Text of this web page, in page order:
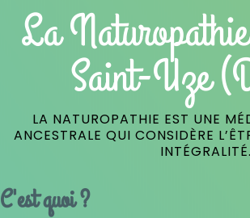
La
Saint-Uze
LA NATUROPATHIE EST UNE
ANCESTRALE QUI CONSIDÈRE
INTÉGRALITÉ.
C'est quoi ?